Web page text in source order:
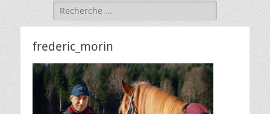
Rechercher :
frederic_morin